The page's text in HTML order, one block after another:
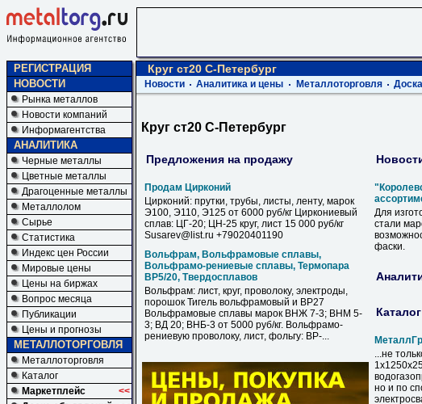
РЕГИСТРАЦИЯ
НОВОСТИ
Рынка металлов
Новости компаний
Информагентства
АНАЛИТИКА
Черные металлы
Цветные металлы
Драгоценные металлы
Металлолом
Сырье
Статистика
Индекс цен России
Мировые цены
Цены на биржах
Вопрос месяца
Публикации
Цены и прогнозы
МЕТАЛЛОТОРГОВЛЯ
Металлоторговля
Каталог
Маркетплейс
<<
Круг ст20 С-Петербург
Новости Аналитика и цены Металлоторговля
Круг ст20 С-Петербург
Предложения на продажу
Продам Цирконий
Цирконий: прутки, трубы, листы, ленту, марок
Э100, Э110, Э125 от 6000 руб/кг Циркониевый
сплав: ЦГ-20; ЦН-25 круг, лист 15 000 руб/кг
Susarev@list.ru +79020401190
Вольфрам, Вольфрамовые сплавы,
Вольфрамо-рениевые сплавы, Термопара
ВР5/20, Твердосплавов
Вольфрам: лист, круг, проволоку, электроды,
порошок Тигель вольфрамовый и ВР27
Вольфрамовые сплавы марок ВНЖ 7-3; ВНМ 5-
3; ВД 20; ВНБ-3 от 5000 руб/кг. Вольфрамо-
рениевую проволоку, лист, фольгу: ВР-...
Для
стали
фаски.
...не
но и по